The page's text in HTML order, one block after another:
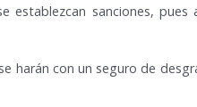
sanciones,
harán con un seguro de